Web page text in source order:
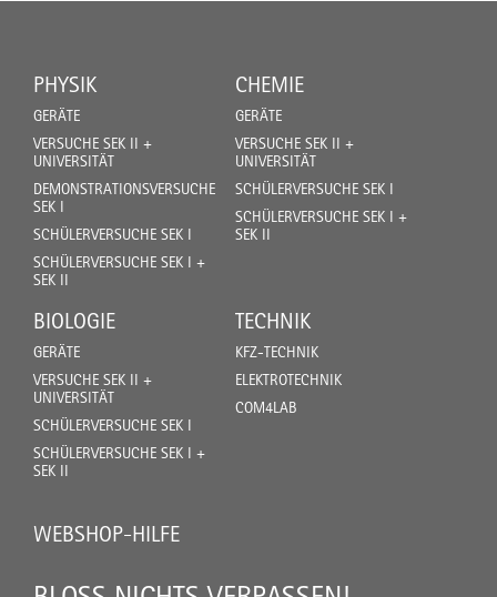
PHYSIK
GERÄTE
VERSUCHE SEK II +
UNIVERSITÄT
DEMONSTRATIONSVERSUCHE
SEK I
SCHÜLERVERSUCHE SEK I
SCHÜLERVERSUCHE SEK I +
SEK II
CHEMIE
GERÄTE
VERSUCHE SEK II +
UNIVERSITÄT
SCHÜLERVERSUCHE SEK I
SCHÜLERVERSUCHE SEK I +
SEK II
BIOLOGIE
GERÄTE
VERSUCHE SEK II +
UNIVERSITÄT
SCHÜLERVERSUCHE SEK I
SCHÜLERVERSUCHE SEK I +
SEK II
TECHNIK
KFZ-TECHNIK
ELEKTROTECHNIK
COM4LAB
WEBSHOP-HILFE